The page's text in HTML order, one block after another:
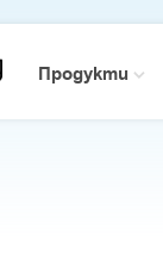
Продукти